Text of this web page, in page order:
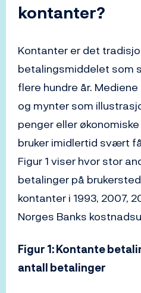
kontanter?
Kontanter er det
betalingsmiddelet som
flere hundre år.
og mynter som
penger eller
bruker imidlertid svært
Figur 1 viser hvor stor
betalinger på
kontanter i 1993, 2007,
Norges Banks
Figur 1: Kontante
antall betalinger